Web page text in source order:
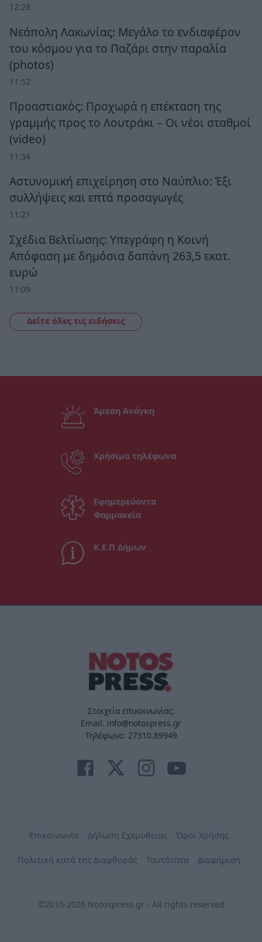
12:28
Νεάπολη Λακωνίας: Μεγάλο το ενδιαφέρον
του κόσμου για το Παζάρι στην παραλία
(photos)
11:52
Προαστιακός: Προχωρά η επέκταση της
γραμμής προς το Λουτράκι – Οι νέοι σταθμοί
(video)
11:34
Αστυνομική επιχείρηση στο Ναύπλιο: Έξι
συλλήψεις και επτά προσαγωγές
11:21
Σχέδια Βελτίωσης: Υπεγράφη η Κοινή
Απόφαση με δημόσια δαπάνη 263,5 εκατ.
ευρώ
11:09
Δείτε όλες τις ειδήσεις
Άμεση Ανάγκη
Χρήσιμα τηλέφωνα
Εφημερεύοντα
Φαρμακεία
Κ.Ε.Π Δήμων
Στοιχεία επικοινωνίας:
Email. info@notospress.gr
Τηλέφωνο: 27310.89949
Επικοινωνία Δήλωση Εχεμύθειας Όροι Χρήσης
Πολιτική κατά της Διαφθοράς Ταυτότητα Διαφήμιση
©2010-2026 Notospress.gr - All rights reserved